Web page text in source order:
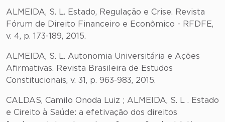
ALMEIDA, S. L. Estado, Regulação e Crise. Revista
Fórum de Direito Financeiro e Econômico - RFDFE,
v. 4, p. 173-189, 2015.
ALMEIDA, S. L. Autonomia Universitária e Ações
Afirmativas. Revista Brasileira de Estudos
Constitucionais, v. 31, p. 963-983, 2015.
CALDAS, Camilo Onoda Luiz ; ALMEIDA, S. L . Estado
e Cireito à Saúde: a efetivação dos direitos